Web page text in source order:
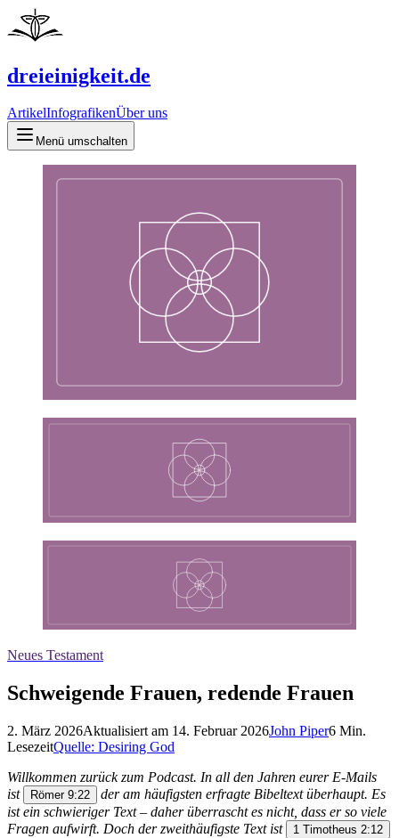
dreieinigkeit.de
ArtikelInfografikenÜber uns
Menü umschalten
Neues Testament
Schweigende Frauen, redende Frauen
2. März 2026Aktualisiert am 14. Februar 2026John Piper6 Min.
LesezeitQuelle: Desiring God
Willkommen zurück zum Podcast. In all den Jahren eurer E-Mails
ist
Römer 9:22
der am häufigsten erfragte Bibeltext überhaupt. Es
ist ein schwieriger Text – daher überrascht es nicht, dass er so viele
Fragen aufwirft. Doch der zweithäufigste Text ist
1 Timotheus 2:12